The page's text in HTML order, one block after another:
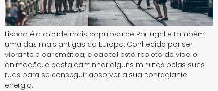
Lisboa é a cidade mais populosa de Portugal e também
uma das mais antigas da Europa. Conhecida por ser
vibrante e carismática, a capital está repleta de vida e
animação, e basta caminhar alguns minutos pelas suas
ruas para se conseguir absorver a sua contagiante
energia.